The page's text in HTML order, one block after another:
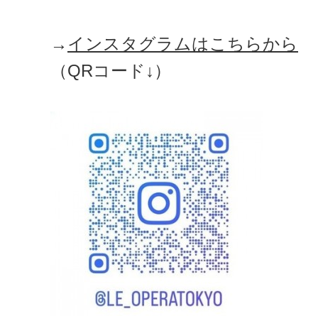
→ インスタグラムはこちらから
（QRコード↓）